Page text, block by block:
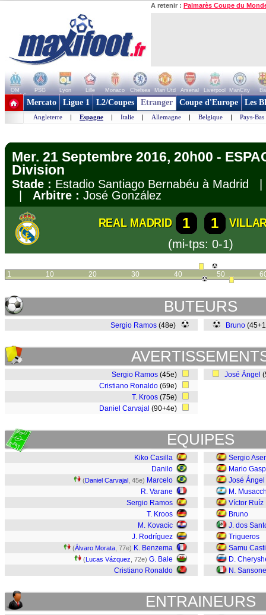
A retenir : Palmarès Coupe du
OM PSG Lyon Lille Monaco Chelsea Man Utd Arsenal Liverpool ManCity
+ de clubs
Mercato Ligue 1 L2/Coupes Etranger Coupe d'Europe Les
Angleterre | Espagne | Italie | Allemagne | Belgique | Pays-Bas
Mer. 21 Septembre 2016, 20h00 -
Division
Stade : Estadio Santiago Bernabéu à
Arbitre : José González
REAL MADRID 1 1
(mi-tps: 0-1)
1 10 20 30 40 50
BUTEURS
Sergio Ramos (48e) Bruno
Sergio Ramos (45e)
Cristiano Ronaldo (69e)
T. Kroos (75e)
Daniel Carvajal (90+4e)
José Ángel
EQUIPES
Kiko Casilla
Danilo
(Daniel Carvajal , 45e) Marcelo
R. Varane
Sergio Ramos
T. Kroos
M. Kovacic
J. Rodríguez
(Álvaro Morata , 77e) K. Benzema
(Lucas Vázquez , 72e) G. Bale
Cristiano Ronaldo
Sergio
Mario
José Ángel
M.
Víctor Ruíz
Bruno
J. dos
Trigueros
Samu
D.
N. Sansone
ENTRAINEURS